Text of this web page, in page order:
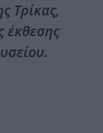
Τρίκας,
έκθεσης